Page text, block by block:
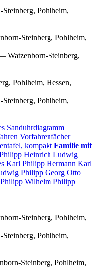
Steinberg, Pohlheim,
Steinberg, Pohlheim,
Watzenborn-Steinberg,
Pohlheim, Hessen,
Steinberg, Pohlheim,
Sanduhrdiagramm
Vorfahrenfächer
kompakt Familie mit
Philipp Heinrich Ludwig
Karl Philipp Hermann Karl
Philipp Georg Otto
Philipp Wilhelm Philipp
Steinberg, Pohlheim,
Steinberg, Pohlheim,
Steinberg, Pohlheim,